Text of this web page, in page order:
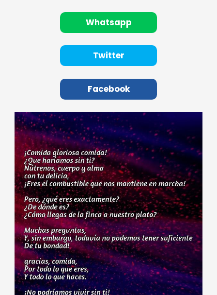
Whatsapp
Twitter
Facebook